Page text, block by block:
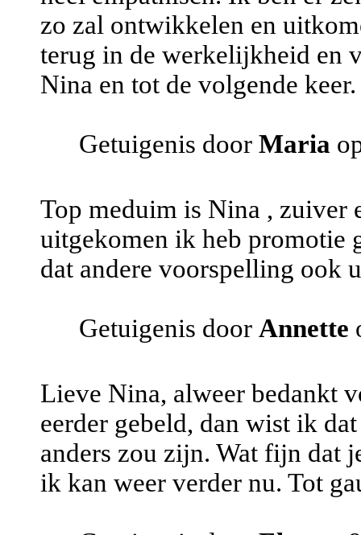
zo zal ontwikkelen en
terug in de werkelijkheid en
Nina en tot de volgende keer.
Getuigenis door Maria
Top meduim is Nina , zuiver
uitgekomen ik heb promotie
dat andere voorspelling ook
Getuigenis door Annette
Lieve Nina, alweer bedankt
eerder gebeld, dan wist ik
anders zou zijn. Wat fijn dat
ik kan weer verder nu. Tot